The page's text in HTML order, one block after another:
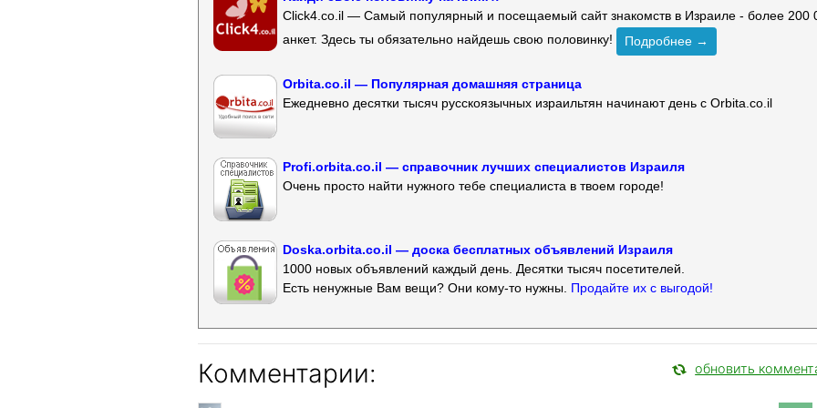
Click4.co.il — Самый популярный и посещаемый сайт знакомств в Израиле - более 200
анкет. Здесь ты обязательно найдешь свою половинку!
Подробнее →
Orbita.co.il — Популярная домашняя страница
Ежедневно десятки тысяч русскоязычных израильтян начинают день с Orbita.co.il
Profi.orbita.co.il — справочник лучших специалистов Израиля
Очень просто найти нужного тебе специалиста в твоем городе!
Doska.orbita.co.il — доска бесплатных объявлений Израиля
1000 новых объявлений каждый день. Десятки тысяч посетителей.
Есть ненужные Вам вещи? Они кому-то нужны. Продайте их с выгодой!
Комментарии: обновить